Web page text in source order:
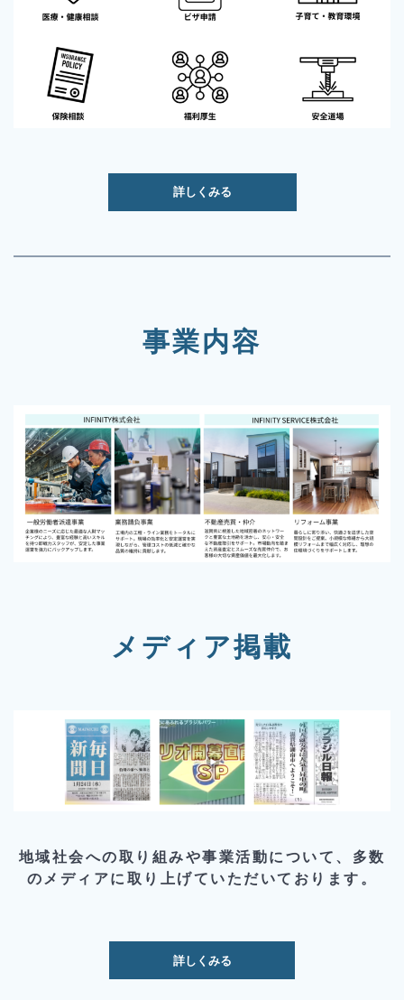
詳しくみる
事業内容
メディア掲載
地域社会への取り組みや事業活動について、多数
のメディアに取り上げていただいております。
詳しくみる